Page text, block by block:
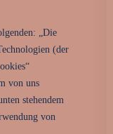
„Die
(der
von uns
stehendem
von